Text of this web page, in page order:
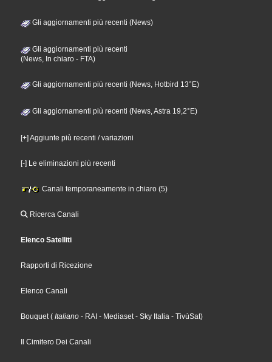
Gli aggiornamenti più recenti (News)
Gli aggiornamenti più recenti
(News, In chiaro - FTA)
Gli aggiornamenti più recenti (News, Hotbird 13°E)
Gli aggiornamenti più recenti (News, Astra 19,2°E)
[+] Aggiunte più recenti / variazioni
[-] Le eliminazioni più recenti
Canali temporaneamente in chiaro (5)
Ricerca Canali
Elenco Satelliti
Rapporti di Ricezione
Elenco Canali
Bouquet ( Italiano - RAI - Mediaset - Sky Italia - TivùSat)
Il Cimitero Dei Canali